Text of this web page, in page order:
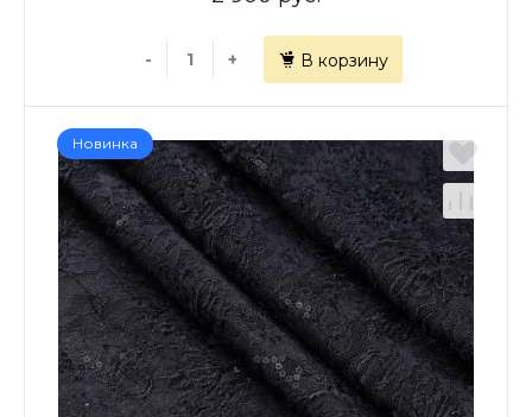
- + В корзину
Новинка